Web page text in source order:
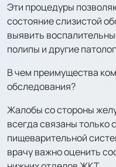
Эти процедуры
состояние слизистой
выявить
полипы и другие
В чем преимущества
обследования?
Жалобы со стороны
всегда связаны только
пищеварительной
врачу важно оценить